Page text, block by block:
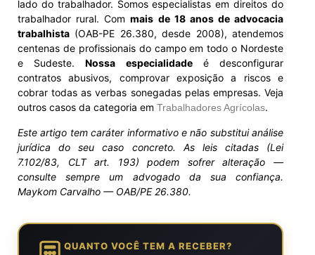
lado do trabalhador. Somos especialistas em direitos do
trabalhador rural. Commais de 18 anos de advocacia
trabalhista (OAB-PE 26.380, desde 2008), atendemos
centenas de profissionais do campo em todo o Nordeste
e Sudeste.Nossa especialidadeé desconfigurar
contratos abusivos, comprovar exposição a riscos e
cobrar todas as verbas sonegadas pelas empresas. Veja
outros casos da categoria em Trabalhadores Agrícolas.
Este artigo tem caráter informativo e não substitui análise
jurídica do seu caso concreto. As leis citadas (Lei
7.102/83, CLT art. 193) podem sofrer alteração —
consulte sempre um advogado da sua confiança.
Maykom Carvalho — OAB/PE 26.380.
QUANTO VOCÊ TEM A RECEBER?